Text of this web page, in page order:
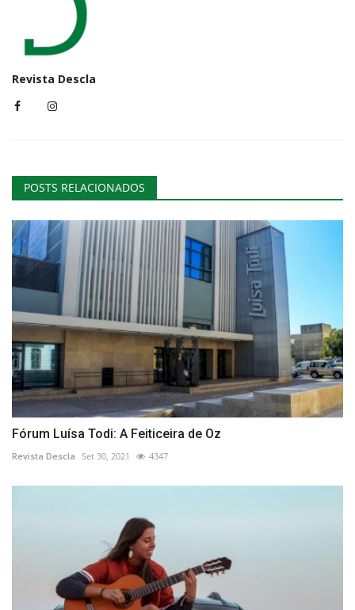
Revista Descla
POSTS RELACIONADOS
Fórum Luísa Todi: A Feiticeira de Oz
Revista Descla Set 30, 2021 4347